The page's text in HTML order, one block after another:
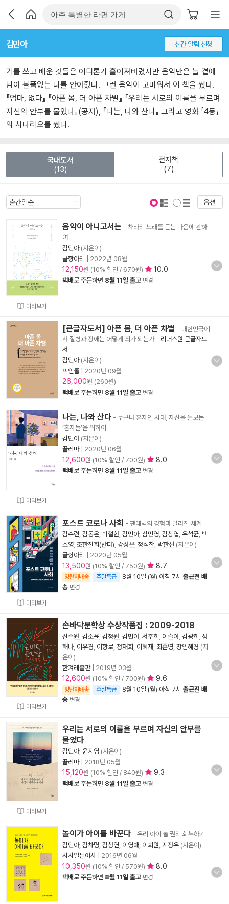
김민아 신간 알림 신청
기를 쓰고 배운 것들은 어디론가 흩어져버렸지만 음악만은 늘 곁에
남아 볼품없는 나를 안아줬다. 그런 음악이 고마워서 이 책을 썼다.
『엄마, 없다』 『아픈 몸, 더 아픈 차별』 『우리는 서로의 이름을 부르며
자신의 안부를 물었다』(공저), 『나는, 나와 산다』 그리고 영화 「4등」
의 시나리오를 썼다.
국내도서
(13)
전자책
(7)
옵션
미리보기
음악이 아니고서는 - 차라리 노래를 듣는 마음에 관하
여
김민아(지은이)
글항아리
2022년 08월
12,150원 (10% 할인 / 670원) 10.0
택배로 주문하면 8월 11일 출고 변경
[큰글자도서] 아픈 몸, 더 아픈 차별 - 대한민국에
서 질병과 장애는 어떻게 죄가 되는가- 리더스원 큰글자도
서
김민아(지은이)
뜨인돌
2020년 09월
26,000원 (260원)
택배로 주문하면 8월 11일 출고 변경
미리보기
나는, 나와 산다 - 누구나 혼자인 시대, 자신을 돌보는
‘혼자들’을 위하여
김민아(지은이)
끌레마| 2020년 06월
12,600원 (10% 할인 / 700원) 8.0
택배로 주문하면 8월 11일 출고 변경
미리보기
포스트 코로나 사회 - 팬데믹의 경험과 달라진 세계
김수련 김동은 박철현 김민아, 심민영 김창엽 우석균 백
소영 조한진희(반다) 강성운, 정석찬 박한선 (지은이)
글항아리
2020년 05월
13,500원 (10% 할인 / 750원) 8.7
양탄자배송 주말특급 8월 10일 (월) 아침 7시 출근전 배
송 변경
미리보기
손바닥문학상 수상작품집 : 2009-2018
신수원 김소윤 김정원 김민아, 서주희 이슬아, 김광희 성
해나, 이유경 이항로 정재희 이혜재 최준영 장임혜경 (지
은이)
한겨레출판| 2019년 03월
12,600원 (10% 할인 / 700원) 9.6
양탄자배송 주말특급 8월 10일 (월) 아침 7시 출근전 배
송 변경
미리보기
우리는 서로의 이름을 부르며 자신의 안부를
물었다
김민아, 윤지영 (지은이)
끌레마| 2018년 05월
15,120원 (10% 할인 / 840원) 9.3
택배로 주문하면 8월 11일 출고 변경
놀이가 아이를 바꾼다 - 우리 아이 놀 권리 회복하기
김민아, 김차명 김청연 이영애 이희원 지정우 (지은이)
시사일본어사
2016년 06월
10,350원 (10% 할인 / 570원) 8.0
택배로 주문하면 8월 11일 출고 변경